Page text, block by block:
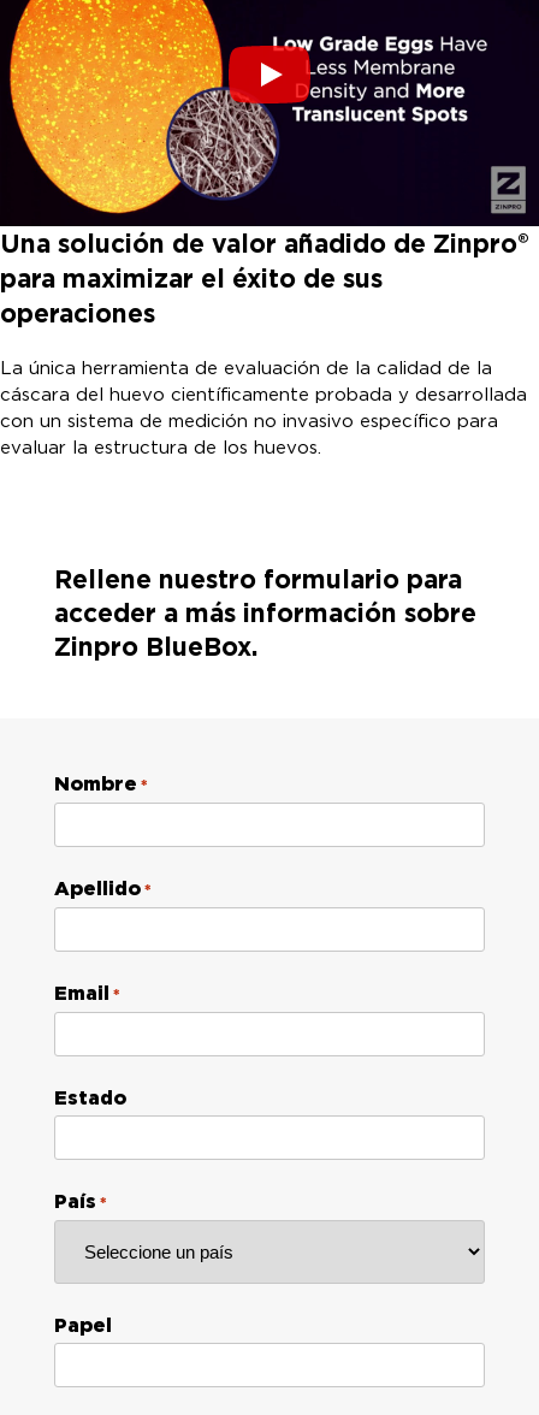
Una solución de valor añadido de Zinpro®
para maximizar el éxito de sus
operaciones
La única herramienta de evaluación de la calidad de la
cáscara del huevo científicamente probada y desarrollada
con un sistema de medición no invasivo específico para
evaluar la estructura de los huevos.
Rellene nuestro formulario para
acceder a más información sobre
Zinpro BlueBox.
Nombre *
Apellido *
Email *
Estado
País *
Papel